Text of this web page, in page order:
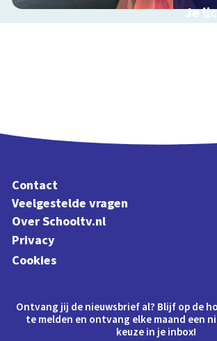
Je
Contact
Veelgestelde vragen
Over Schooltv.nl
Privacy
Cookies
Ontvang jij de nieuwsbrief al? Blijf op de
te melden en ontvang elke maand een
keuze in je inbox!